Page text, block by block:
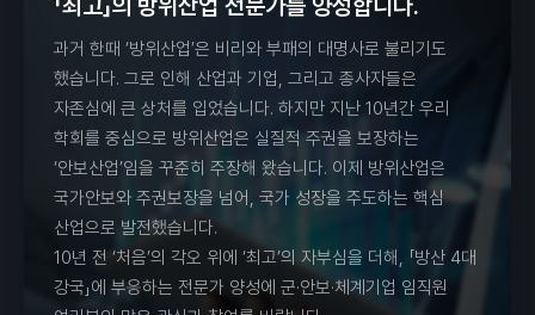
「최고」의 방위산업 전문가를 양성합니다.
과거 한때 ‘방위산업’은 비리와 부패의 대명사로 불리기도
했습니다. 그로 인해 산업과 기업, 그리고 종사자들은
자존심에 큰 상처를 입었습니다. 하지만 지난 10년간 우리
학회를 중심으로 방위산업은 실질적 주권을 보장하는
‘안보산업’임을 꾸준히 주장해 왔습니다. 이제 방위산업은
국가안보와 주권보장을 넘어, 국가 성장을 주도하는 핵심
산업으로 발전했습니다.
10년 전 ‘처음’의 각오 위에 ‘최고’의 자부심을 더해, 「방산 4대
강국」에 부응하는 전문가 양성에 군·안보·체계기업 임직원